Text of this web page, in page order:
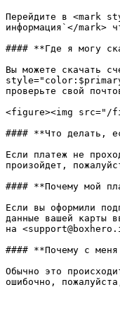
Перейдите в <mark
информация`</mark>
#### **Где я могу
Вы можете скачать
проверьте свой
<figure><img src="/
#### **Что делать,
Если платеж не
произойдет,
#### **Почему мой
Если вы оформили
данные вашей карты
на
#### **Почему с
Обычно это